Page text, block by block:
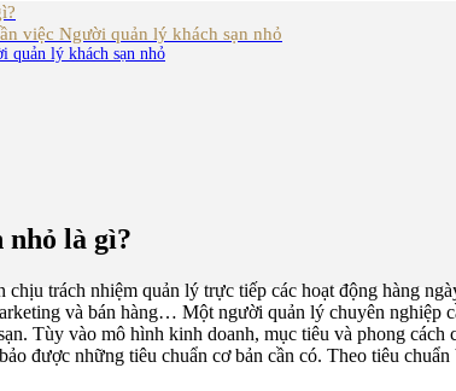
việc Người quản lý khách sạn nhỏ
quản lý khách sạn nhỏ
nhỏ là gì?
trách nhiệm quản lý trực tiếp các hoạt động hàng
và bán hàng… Một người quản lý chuyên nghiệp
Tùy vào mô hình kinh doanh, mục tiêu và phong
được những tiêu chuẩn cơ bản cần có. Theo tiêu